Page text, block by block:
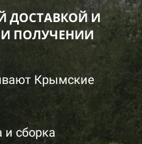
ДОСТАВКОЙ И
ПОЛУЧЕНИИ
Крымские
и сборка